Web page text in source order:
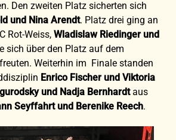
Den zweiten Platz sicherten sich
und Nina Arendt. Platz drei ging an
Rot-Weiss,Wladislaw Riedinger und
sich über den Platz auf dem
Weiterhin im Finale standen
Enrico Fischer und Viktoria
und Nadja Bernhardtaus
Seyffahrt und Berenike Reech.